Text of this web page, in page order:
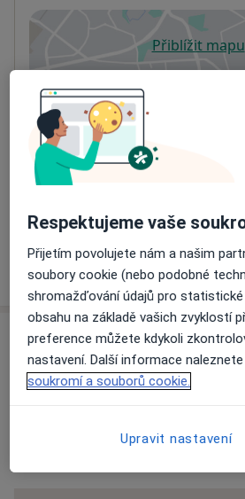
Přiblížit mapu
se
Dostupnost
Na této adrese online kalendář
Co mám v takové situaci udělat?
Způsoby platby (soukromé
Detaily
Více
o
Názory
Přidejte svůj
Respektujeme vaše
Přijetím povolujete nám a našim
soubory cookie (nebo podobné
shromažďování údajů pro
obsahu na základě vašich zvyklostí
preference můžete kdykoli
nastavení. Další informace
soukromí a souborů cookie.
Upravit nastavení